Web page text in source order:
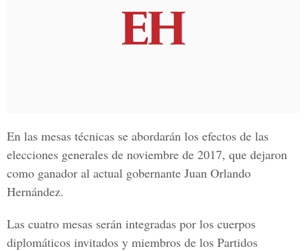
En las mesas técnicas se abordarán los efectos de las
elecciones generales de noviembre de 2017, que dejaron
como ganador al actual gobernante Juan Orlando
Hernández.
Las cuatro mesas serán integradas por los cuerpos
diplomáticos invitados y miembros de los Partidos